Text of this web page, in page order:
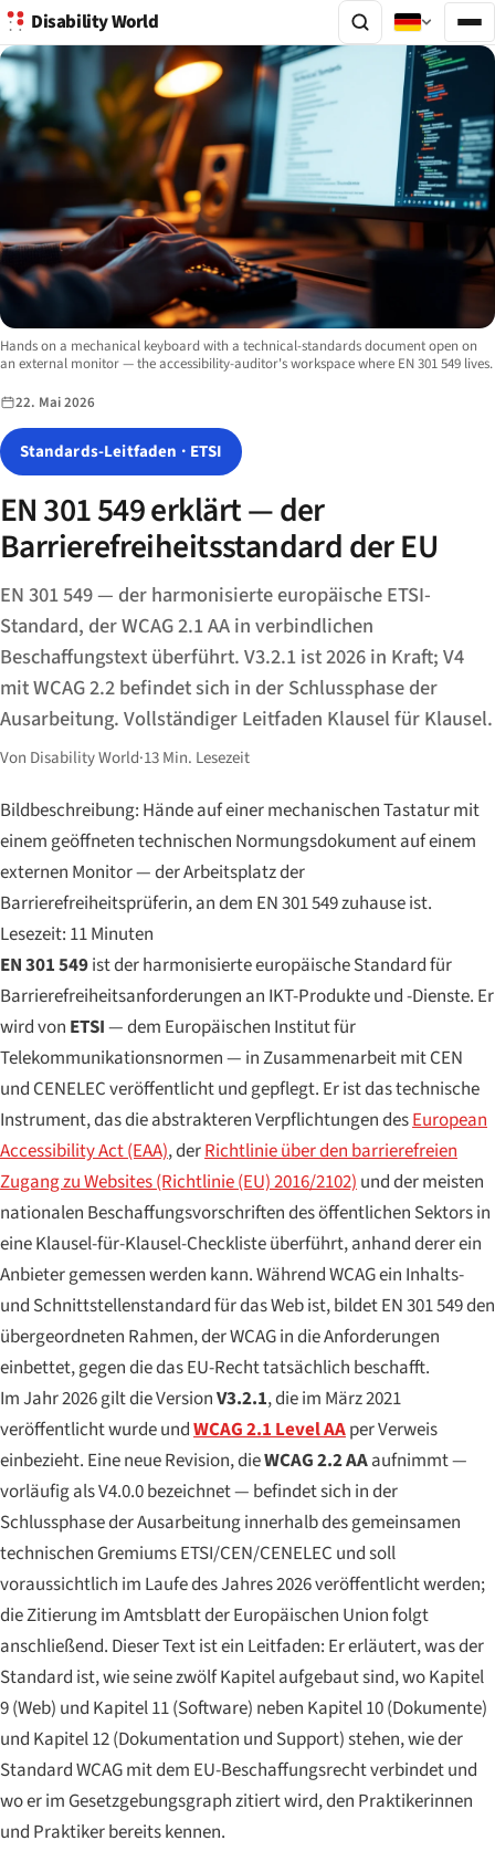
Disability World
Image description:
Hands on a mechanical keyboard with a technical-standards document open on
an external monitor — the accessibility-auditor's workspace where EN 301 549 lives.
22. Mai 2026
Standards-Leitfaden · ETSI
EN 301 549 erklärt — der
Barrierefreiheitsstandard der EU
EN 301 549 — der harmonisierte europäische ETSI-
Standard, der WCAG 2.1 AA in verbindlichen
Beschaffungstext überführt. V3.2.1 ist 2026 in Kraft; V4
mit WCAG 2.2 befindet sich in der Schlussphase der
Ausarbeitung. Vollständiger Leitfaden Klausel für Klausel.
Von Disability World·13 Min. Lesezeit
Bildbeschreibung: Hände auf einer mechanischen Tastatur mit
einem geöffneten technischen Normungsdokument auf einem
externen Monitor — der Arbeitsplatz der
Barrierefreiheitsprüferin, an dem EN 301 549 zuhause ist.
Lesezeit: 11 Minuten
EN 301 549ist der harmonisierte europäische Standard für
Barrierefreiheitsanforderungen an IKT-Produkte und -Dienste. Er
wird von ETSI— dem Europäischen Institut für
Telekommunikationsnormen — in Zusammenarbeit mit CEN
und CENELEC veröffentlicht und gepflegt. Er ist das technische
Instrument, das die abstrakteren Verpflichtungen desEuropean
Accessibility Act (EAA), derRichtlinie über den barrierefreien
Zugang zu Websites (Richtlinie (EU) 2016/2102) und der meisten
nationalen Beschaffungsvorschriften des öffentlichen Sektors in
eine Klausel-für-Klausel-Checkliste überführt, anhand derer ein
Anbieter gemessen werden kann. Während WCAG ein Inhalts-
und Schnittstellenstandard für das Web ist, bildet EN 301 549 den
übergeordneten Rahmen, der WCAG in die Anforderungen
einbettet, gegen die das EU-Recht tatsächlich beschafft.
Im Jahr 2026 gilt die VersionV3.2.1, die im März 2021
veröffentlicht wurde undWCAG 2.1 Level AAper Verweis
einbezieht. Eine neue Revision, dieWCAG 2.2 AAaufnimmt —
vorläufig als V4.0.0 bezeichnet — befindet sich in der
Schlussphase der Ausarbeitung innerhalb des gemeinsamen
technischen Gremiums ETSI/CEN/CENELEC und soll
voraussichtlich im Laufe des Jahres 2026 veröffentlicht werden;
die Zitierung imAmtsblatt der Europäischen Unionfolgt
anschließend. Dieser Text ist ein Leitfaden: Er erläutert, was der
Standard ist, wie seine zwölf Kapitel aufgebaut sind, wo Kapitel
9 (Web) und Kapitel 11 (Software) neben Kapitel 10 (Dokumente)
und Kapitel 12 (Dokumentation und Support) stehen, wie der
Standard WCAG mit dem EU-Beschaffungsrecht verbindet und
wo er im Gesetzgebungsgraph zitiert wird, den Praktikerinnen
und Praktiker bereits kennen.